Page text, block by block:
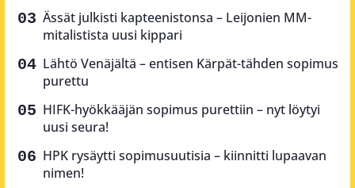
Ässät julkisti kapteenistonsa – Leijonien MM-
mitalistista uusi kippari
Lähtö Venäjältä – entisen Kärpät-tähden sopimus
purettu
HIFK-hyökkääjän sopimus purettiin – nyt löytyi
uusi seura!
HPK rysäytti sopimusuutisia – kiinnitti lupaavan
nimen!